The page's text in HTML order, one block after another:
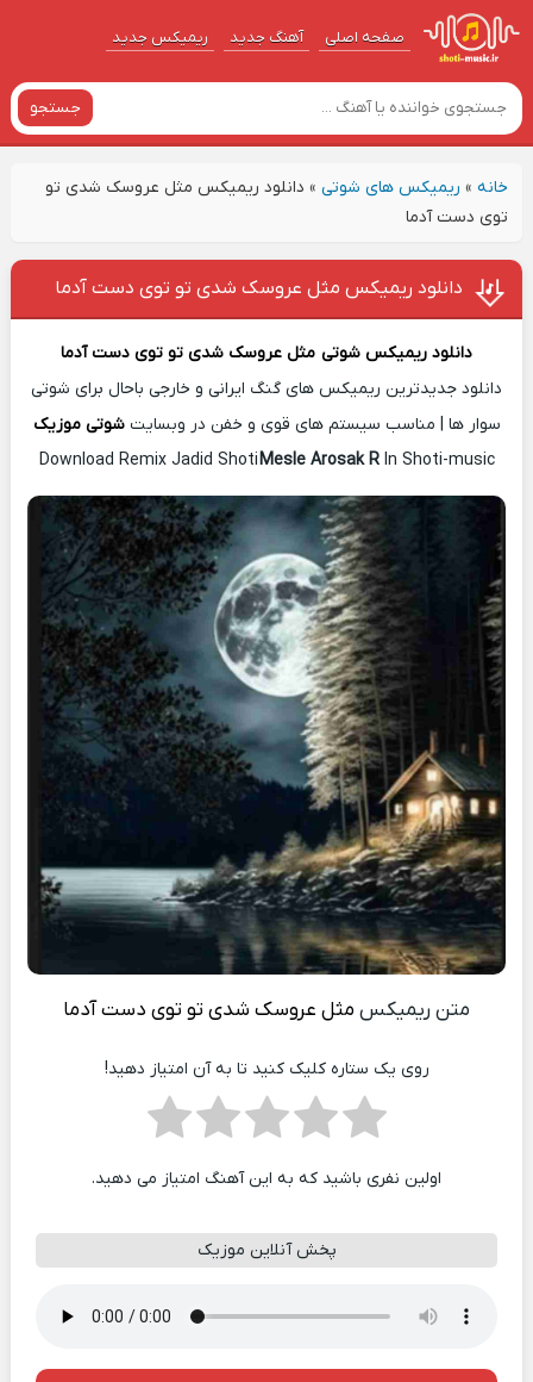
صفحه اصلی آهنگ‌ جدید ریمیکس جدید
جستجو
خانه» ریمیکس های شوتی» دانلود ریمیکس مثل عروسک شدی تو
توی دست آدما
دانلود ریمیکس مثل عروسک شدی تو توی دست آدما
دانلود ریمیکس شوتی مثل عروسک شدی تو توی دست آدما
دانلود جدیدترین ریمیکس های گنگ ایرانی و خارجی باحال برای شوتی
سوار ها | مناسب سیستم های قوی و خفن در وبسایتشوتی موزیک
Download Remix Jadid ShotiMesle Arosak RIn Shoti-music
متن ریمیکس مثل عروسک شدی تو توی دست آدما
روی یک ستاره کلیک کنید تا به آن امتیاز دهید!
اولین نفری باشید که به این آهنگ امتیاز می دهید.
پخش آنلاین موزیک